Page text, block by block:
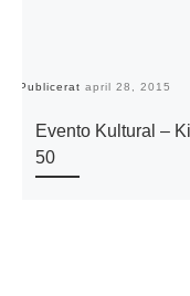
Publicerat april 28, 2015
Evento Kultural –
50